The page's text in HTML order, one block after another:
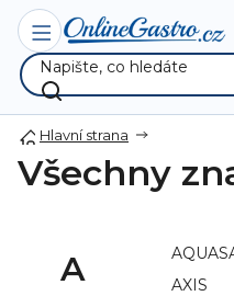
Přejít
obsah
Hlavní strana
Všechny
A
AXIS